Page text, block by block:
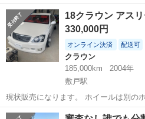
名： トヨタ ■ 車種名： クラウン
ト プレミアムエディション 後期
プッシュスター...
福岡 宗像市 クラウン
18クラウン アス
330,000円
オンライン決済 配送可
クラウン
185,000km
2004年
敷戸駅
現状販売になります。 ホイールは別の
ールの場合プラス10万頂きます。 走行
大分 豊後大野市 敷戸駅 ク